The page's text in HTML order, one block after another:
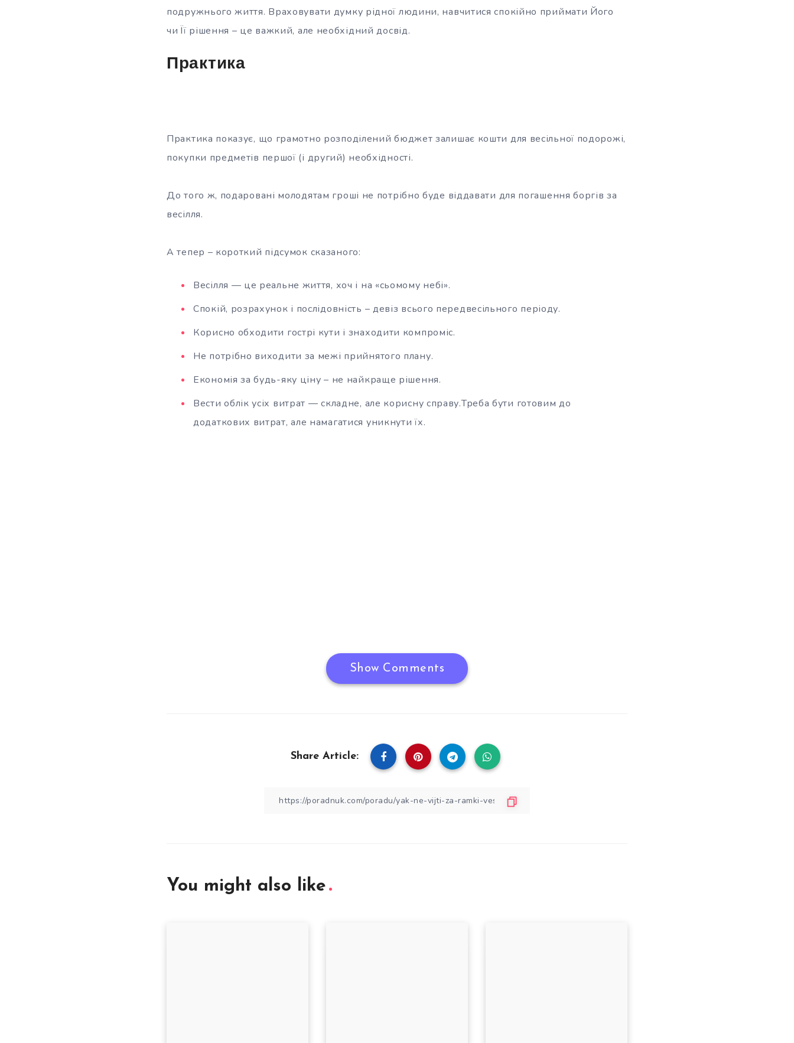
подружнього життя. Враховувати думку рідної людини, навчитися спокійно приймати Його
чи Її рішення – це важкий, але необхідний досвід.
Практика
Практика показує, що грамотно розподілений бюджет залишає кошти для весільної подорожі,
покупки предметів першої (і другий) необхідності.
До того ж, подаровані молодятам гроші не потрібно буде віддавати для погашення боргів за
весілля.
А тепер – короткий підсумок сказаного:
Весілля — це реальне життя, хоч і на «сьомому небі».
Спокій, розрахунок і послідовність – девіз всього передвесільного періоду.
Корисно обходити гострі кути і знаходити компроміс.
Не потрібно виходити за межі прийнятого плану.
Економія за будь-яку ціну – не найкраще рішення.
Вести облік усіх витрат — складне, але корисну справу.Треба бути готовим до
додаткових витрат, але намагатися уникнути їх.
Show Comments
Share Article:
You might also like